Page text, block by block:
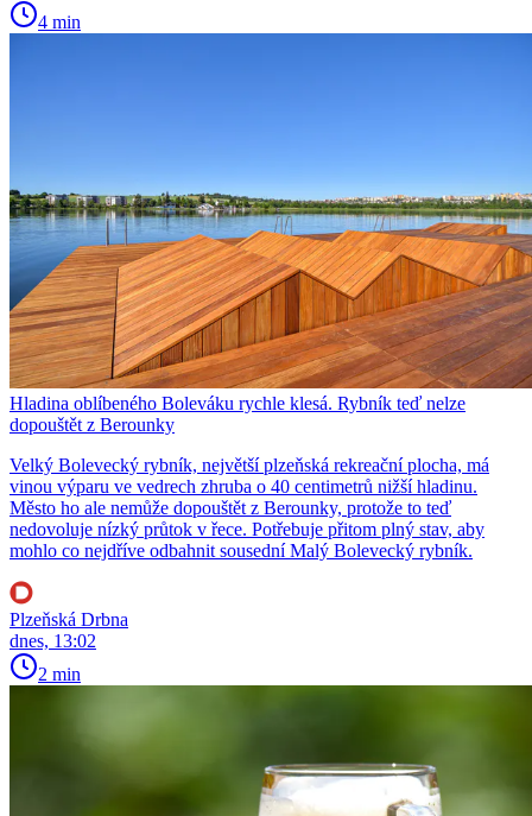
4 min
Hladina oblíbeného Boleváku rychle klesá. Rybník teď nelze
dopouštět z Berounky
Velký Bolevecký rybník, největší plzeňská rekreační plocha, má
vinou výparu ve vedrech zhruba o 40 centimetrů nižší hladinu.
Město ho ale nemůže dopouštět z Berounky, protože to teď
nedovoluje nízký průtok v řece. Potřebuje přitom plný stav, aby
mohlo co nejdříve odbahnit sousední Malý Bolevecký rybník.
Plzeňská Drbna
dnes, 13:02
2 min